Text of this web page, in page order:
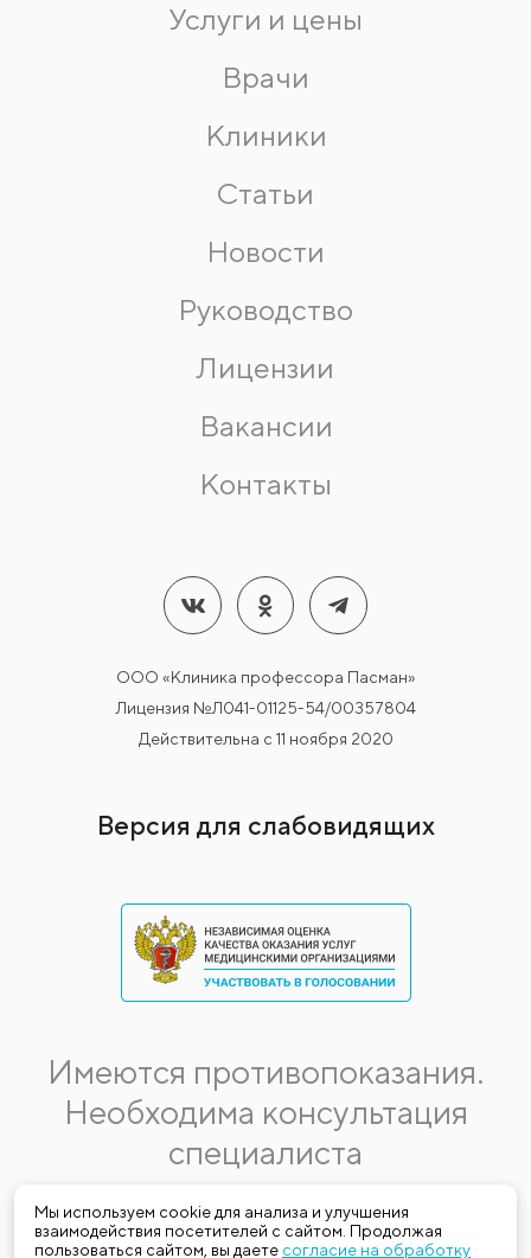
Мы используем cookie для анализа и улучшения
взаимодействия посетителей с сайтом. Продолжая
пользоваться сайтом, вы даете согласие на обработку
Услуги и цены
Врачи
Клиники
Статьи
Новости
Руководство
Лицензии
Вакансии
Контакты
ООО «Клиника профессора Пасман»
Лицензия №Л041-01125-54/00357804
Действительна с 11 ноября 2020
Версия для слабовидящих
Имеются противопоказания.
Необходима консультация
специалиста
Данная информация не является публичной офертой.
Стоимость, название и спектр услуг могут меняться.